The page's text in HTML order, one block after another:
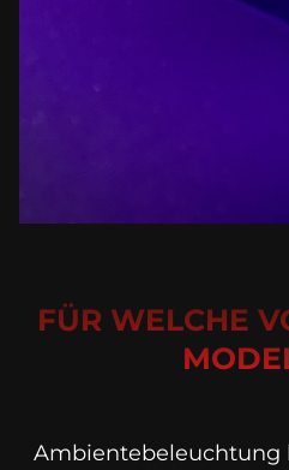
FÜR WELCHE
Ambientebeleuchtung